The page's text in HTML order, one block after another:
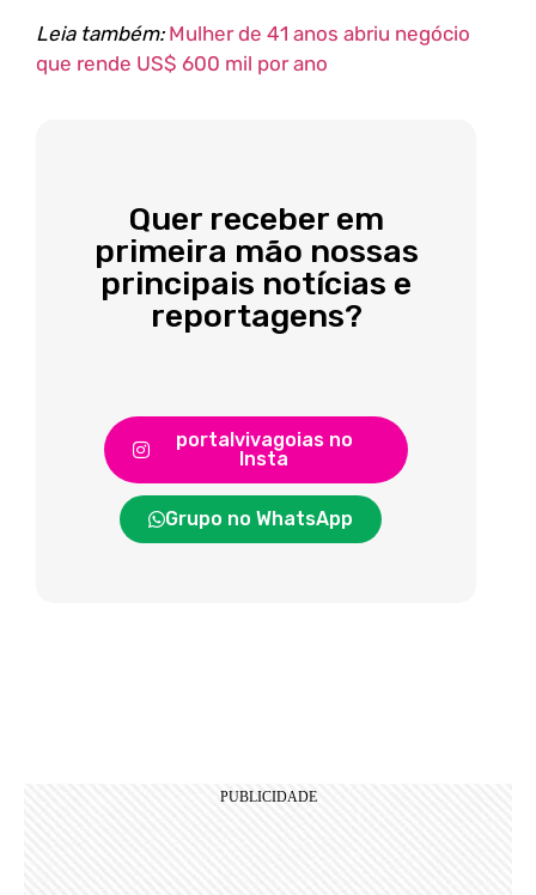
Leia também: Mulher de 41 anos abriu negócio
que rende US$ 600 mil por ano
Quer receber em
primeira mão nossas
principais notícias e
reportagens?
portalvivagoias no
Insta
Grupo no WhatsApp